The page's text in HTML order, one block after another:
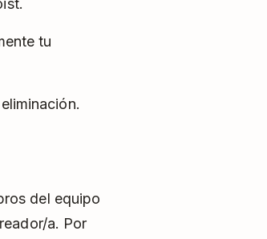
tu
del equipo
a. Por